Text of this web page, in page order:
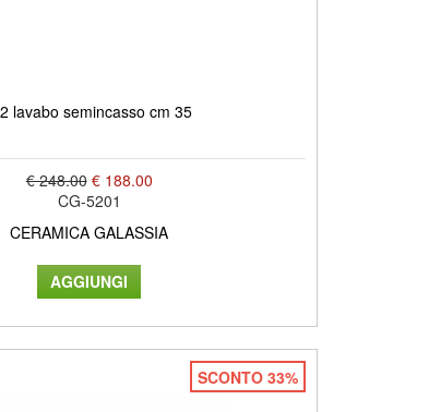
lavabo semincasso cm 35
€ 248.00 € 188.00
CG-5201
CERAMICA GALASSIA
SCONTO 33%